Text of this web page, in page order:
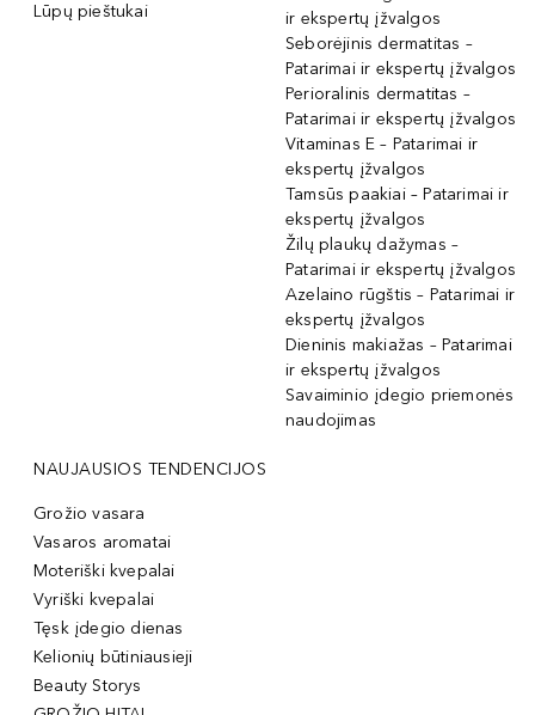
Lūpų pieštukai
ir ekspertų įžvalgos
Seborėjinis dermatitas –
Patarimai ir ekspertų įžvalgos
Perioralinis dermatitas –
Patarimai ir ekspertų įžvalgos
Vitaminas E – Patarimai ir
ekspertų įžvalgos
Tamsūs paakiai – Patarimai ir
ekspertų įžvalgos
Žilų plaukų dažymas –
Patarimai ir ekspertų įžvalgos
Azelaino rūgštis – Patarimai ir
ekspertų įžvalgos
Dieninis makiažas – Patarimai
ir ekspertų įžvalgos
Savaiminio įdegio priemonės
naudojimas
NAUJAUSIOS TENDENCIJOS
Grožio vasara
Vasaros aromatai
Moteriški kvepalai
Vyriški kvepalai
Tęsk įdegio dienas
Kelionių būtiniausieji
Beauty Storys